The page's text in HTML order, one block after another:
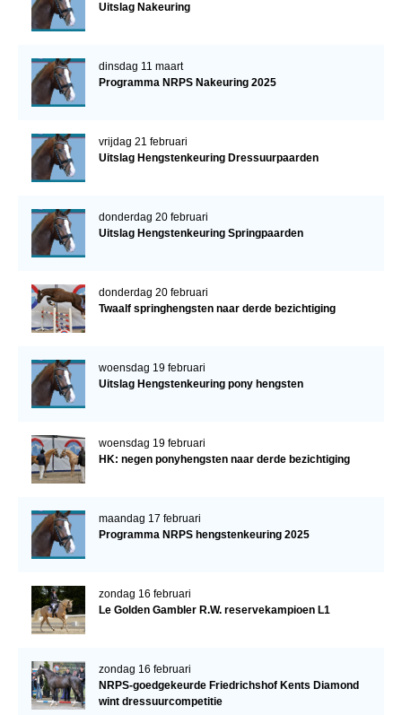
Uitslag Nakeuring
dinsdag 11 maart
Programma NRPS Nakeuring 2025
vrijdag 21 februari
Uitslag Hengstenkeuring Dressuurpaarden
donderdag 20 februari
Uitslag Hengstenkeuring Springpaarden
donderdag 20 februari
Twaalf springhengsten naar derde bezichtiging
woensdag 19 februari
Uitslag Hengstenkeuring pony hengsten
woensdag 19 februari
HK: negen ponyhengsten naar derde bezichtiging
maandag 17 februari
Programma NRPS hengstenkeuring 2025
zondag 16 februari
Le Golden Gambler R.W. reservekampioen L1
zondag 16 februari
NRPS-goedgekeurde Friedrichshof Kents Diamond
wint dressuurcompetitie